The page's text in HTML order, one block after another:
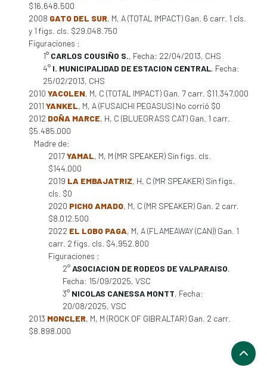
$16.648.500
2008 GATO DEL SUR, M, A (TOTAL IMPACT) Gan. 6 carr. 1 cls.
y 1 figs. cls. $29.048.750
Figuraciones :
1° CARLOS COUSIÑO S., Fecha: 22/04/2013, CHS
4° I. MUNICIPALIDAD DE ESTACION CENTRAL, Fecha:
25/02/2013, CHS
2010 YACOLEN, M, C (TOTAL IMPACT) Gan. 7 carr. $11.347.000
2011 YANKEL, M, A (FUSAICHI PEGASUS) No corrió $0
2012 DOÑA MARCE, H, C (BLUEGRASS CAT) Gan. 1 carr.
$5.485.000
Madre de:
2017YAMAL, M, M (MR SPEAKER) Sin figs. cls.
$144.000
2019 LA EMBAJATRIZ, H, C (MR SPEAKER) Sin figs.
cls. $0
2020 PICHO AMADO, M, C (MR SPEAKER) Gan. 2 carr.
$8.012.500
2022 EL LOBO PAGA, M, A (FLAMEAWAY (CAN)) Gan. 1
carr. 2 figs. cls. $4.952.800
Figuraciones :
2°ASOCIACION DE RODEOS DE VALPARAISO,
Fecha: 15/09/2025, VSC
3° NICOLAS CANESSA MONTT, Fecha:
20/08/2025, VSC
2013 MONCLER, M, M (ROCK OF GIBRALTAR) Gan. 2 carr.
$8.898.000